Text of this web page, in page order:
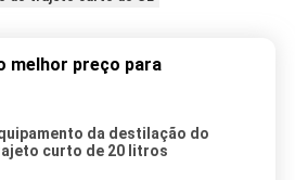
melhor preço para
da destilação do
curto de 20 litros